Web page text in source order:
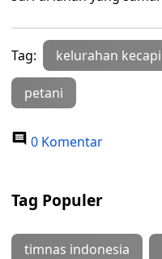
Tag: kelurahan kecapi
petani
0 Komentar
Tag Populer
timnas indonesia